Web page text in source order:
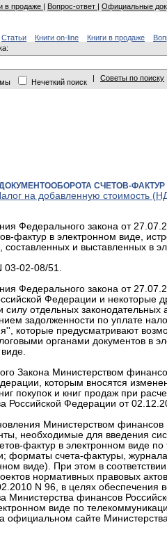
в продаже | Вопрос-ответ | Официальные
Статьи Книги on-line Книги в продаже
Нечеткий поиск | Советы по поиску
СЧЕТОВ-
на добавленную стоимость
Федерального закона от
фактур в электронном виде,
и выставленных в
02-08/51.
Федерального закона от
Федерации и некоторые
отдельных законодательных
задолженности по уплате
которые предусматривают
органами документов в
Закона Министерством
которым вносятся
покупок и книг продаж при
Российской Федерации от
Министерством
необходимые для введения
фактур в электронном виде
счета-фактуры,
виде). При этом в
нормативных правовых
N 96, в целях обеспечения
Министерства финансов
виде по
сайте